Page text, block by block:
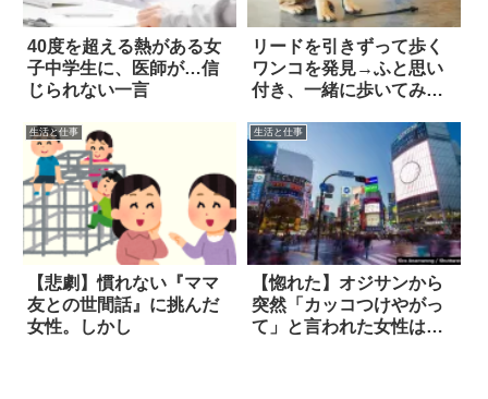
40度を超える熱がある女
子中学生に、医師が…信
じられない一言
リードを引きずって歩く
ワンコを発見→ふと思い
付き、一緒に歩いてみる
生活と仕事
【悲劇】慣れない『ママ
友との世間話』に挑んだ
女性。しかし
生活と仕事
【惚れた】オジサンから
突然「カッコつけやがっ
て」と言われた女性は…